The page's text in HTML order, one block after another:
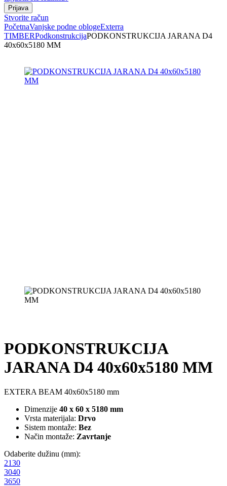
Stvorite račun
PočetnaVanjske podne oblogeExterra
TIMBERPodkonstrukcijaPODKONSTRUKCIJA JARANA D4
40x60x5180 MM
PODKONSTRUKCIJA
JARANA D4 40x60x5180 MM
EXTERA BEAM 40x60x5180 mm
Dimenzije 40 x 60 x 5180 mm
Vrsta materijala: Drvo
Sistem montaže: Bez
Način montaže: Zavrtanje
Odaberite dužinu (mm):
2130
3040
3650